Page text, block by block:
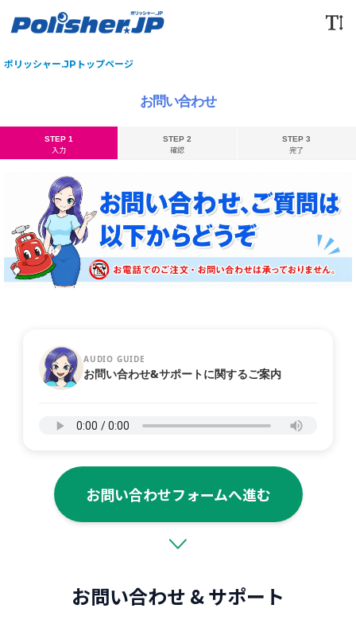
ポリッシャー.JPトップページ
お問い合わせ
STEP 1
入力
STEP 2
確認
STEP 3
完了
AUDIO GUIDE
お問い合わせ&サポートに関するご案内
お問い合わせフォームへ進む
お問い合わせ & サポート